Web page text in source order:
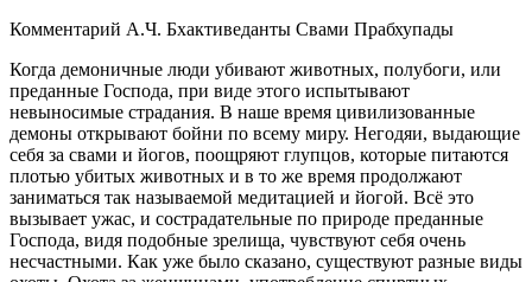
Комментарий А.Ч. Бхактиведанты Свами Прабхупады
Когда демоничные люди убивают животных, полубоги, или
преданные Господа, при виде этого испытывают
невыносимые страдания. В наше время цивилизованные
демоны открывают бойни по всему миру. Негодяи, выдающие
себя за свами и йогов, поощряют глупцов, которые питаются
плотью убитых животных и в то же время продолжают
заниматься так называемой медитацией и йогой. Всё это
вызывает ужас, и сострадательные по природе преданные
Господа, видя подобные зрелища, чувствуют себя очень
несчастными. Как уже было сказано, существуют разные виды